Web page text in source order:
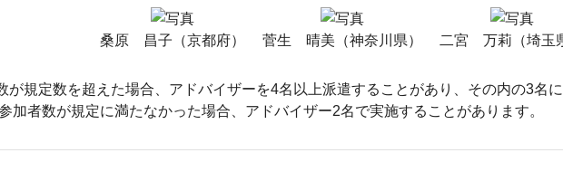
桑原 昌子（京都府） 菅生 晴美（神奈川県） 二宮 万莉（埼玉
が規定数を超えた場合、アドバイザーを4名以上派遣することがあり、その内の3名
加者数が規定に満たなかった場合、アドバイザー2名で実施することがあります。